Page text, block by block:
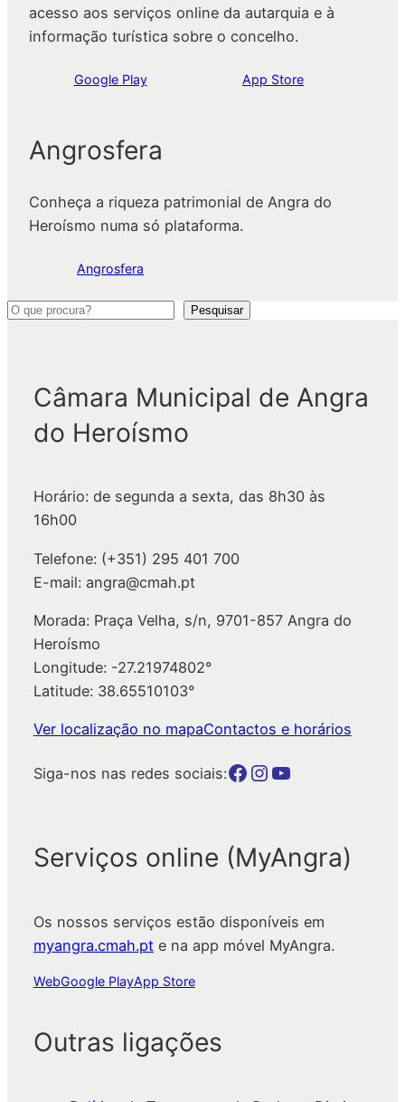
acesso aos serviços online da autarquia e à
informação turística sobre o concelho.
Google Play App Store
Angrosfera
Conheça a riqueza patrimonial de Angra do
Heroísmo numa só plataforma.
Angrosfera
P
Pesquisar
Câmara Municipal de Angra
do Heroísmo
Horário: de segunda a sexta, das 8h30 às
16h00
Telefone: (+351) 295 401 700
E-mail: angra@cmah.pt
Morada: Praça Velha, s/n, 9701-857 Angra do
Heroísmo
Longitude: -27.21974802°
Latitude: 38.65510103°
Ver localização no mapaContactos e horários
Siga-nos nas redes sociais:Botão para a página da autarquia no Facebook Botão para a página da autarquia no Instagram Botão para a página da autarquia no Youtube
Serviços online (MyAngra)
Os nossos serviços estão disponíveis em
myangra.cmah.pt e na app móvel MyAngra.
WebGoogle PlayApp Store
Outras ligações